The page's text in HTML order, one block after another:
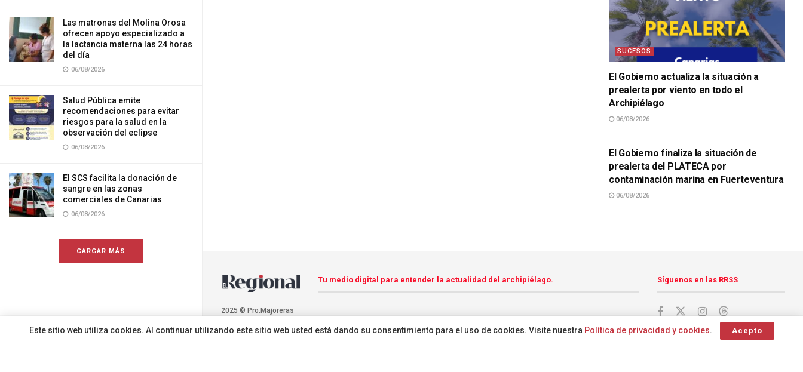
Las matronas del Molina Orosa
ofrecen apoyo especializado a
la lactancia materna las 24 horas
del día
06/08/2026
Salud Pública emite
recomendaciones para evitar
riesgos para la salud en la
observación del eclipse
06/08/2026
El SCS facilita la donación de
sangre en las zonas
comerciales de Canarias
06/08/2026
CARGAR MÁS
SUCESOS
El Gobierno actualiza la situación a
prealerta por viento en todo el
Archipiélago
06/08/2026
El Gobierno finaliza la situación de
prealerta del PLATECA por
contaminación marina en Fuerteventura
06/08/2026
2025 © Pro.Majoreras
Tu medio digital para entender la actualidad del archipiélago. Síguenos en las RRSS
Este sitio web utiliza cookies. Al continuar utilizando este sitio web usted está dando su consentimiento para el uso de cookies. Visite nuestra Política de privacidad y cookies. Acepto